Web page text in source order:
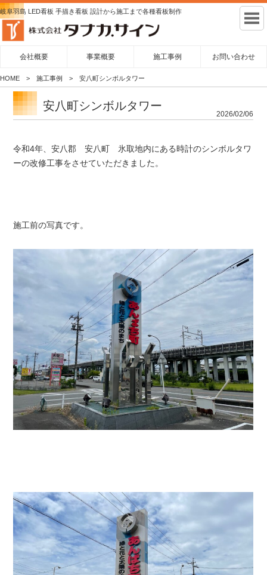
岐阜羽島 LED看板 手描き看板 設計から施工まで各種看板制作
会社概要 事業概要 施工事例 お問い合わせ
HOME 施工事例 安八町シンボルタワー
安八町シンボルタワー
2026/02/06
令和4年、安八郡 安八町 氷取地内にある時計のシンボルタワ
ーの改修工事をさせていただきました。
施工前の写真です。